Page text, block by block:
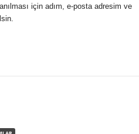
için adım, e-posta adresim ve